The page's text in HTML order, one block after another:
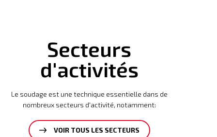
Secteurs
d'activités
Le soudage est une technique essentielle dans de
nombreux secteurs d'activité, notamment:
VOIR TOUS LES SECTEURS